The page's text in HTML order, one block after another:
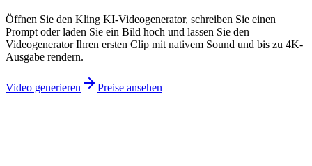
Öffnen Sie den Kling KI-Videogenerator, schreiben Sie einen
Prompt oder laden Sie ein Bild hoch und lassen Sie den
Videogenerator Ihren ersten Clip mit nativem Sound und bis zu 4K-
Ausgabe rendern.
Video generieren Preise ansehen